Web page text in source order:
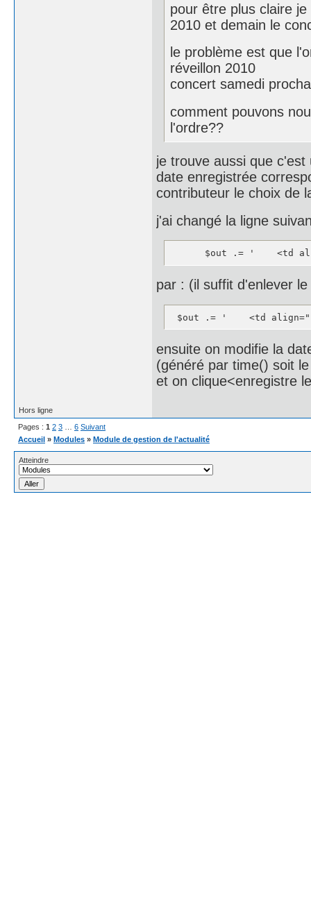
pour être plus claire
2010 et demain le
le problème est que
réveillon 2010
concert samedi
comment pouvons
l'ordre??
je trouve aussi que
date enregistrée
contributeur le choix de
j'ai changé la ligne
$out .= '    <td
par : (il suffit d'enlever
$out .= '    <td
ensuite on modifie la
(généré par time() soit
et on clique<enregistre
Hors ligne
Pages : 1 2 3 6 Suivant
Accueil » Modules » Module de gestion de l'actualité
Atteindre